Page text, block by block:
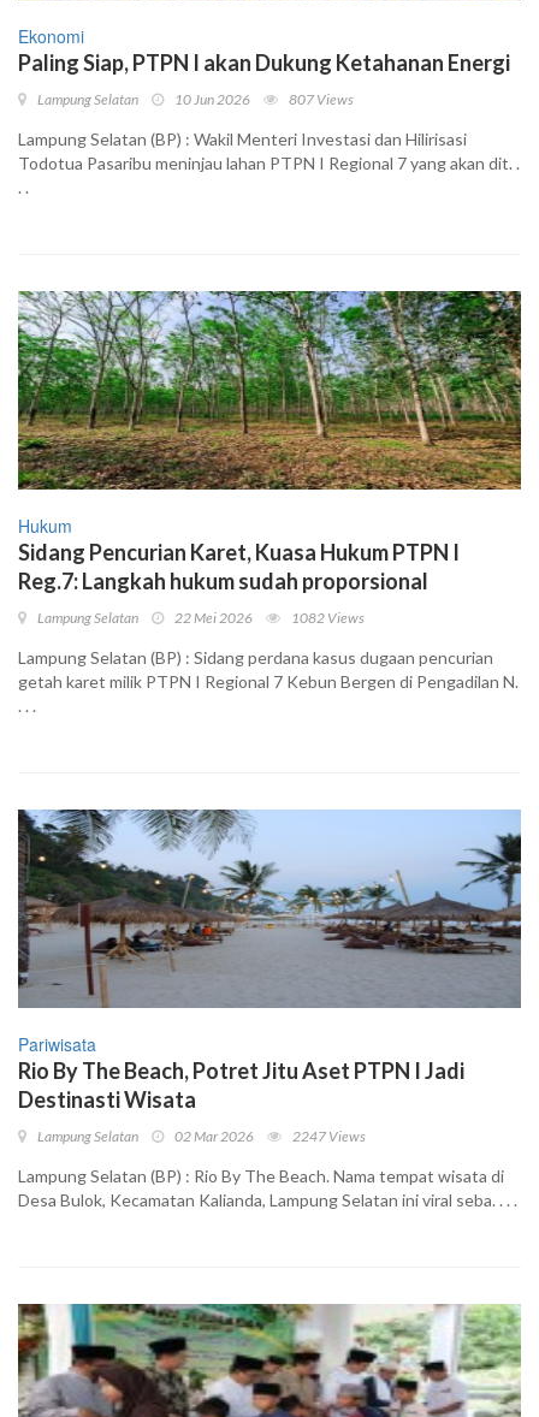
Ekonomi
Paling Siap, PTPN I akan Dukung Ketahanan Energi
Lampung Selatan 10 Jun 2026 807 Views
Lampung Selatan (BP) : Wakil Menteri Investasi dan Hilirisasi
Todotua Pasaribu meninjau lahan PTPN I Regional 7 yang akan dit. .
. .
Hukum
Sidang Pencurian Karet, Kuasa Hukum PTPN I
Reg.7: Langkah hukum sudah proporsional
Lampung Selatan 22 Mei 2026 1082 Views
Lampung Selatan (BP) : Sidang perdana kasus dugaan pencurian
getah karet milik PTPN I Regional 7 Kebun Bergen di Pengadilan N.
. . .
Pariwisata
Rio By The Beach, Potret Jitu Aset PTPN I Jadi
Destinasti Wisata
Lampung Selatan 02 Mar 2026 2247 Views
Lampung Selatan (BP) : Rio By The Beach. Nama tempat wisata di
Desa Bulok, Kecamatan Kalianda, Lampung Selatan ini viral seba. . . .